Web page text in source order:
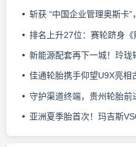
斩获 “中国企业管理奥斯卡
排名上升27位：赛轮跻身《
新能源配套再下一城！玲
佳通轮胎携手仰望U9X亮相古
守护渠道终端，贵州轮胎前进
亚洲夏季胎首次！玛吉斯